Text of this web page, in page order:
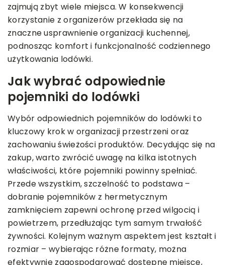
zajmują zbyt wiele miejsca. W konsekwencji
korzystanie z organizerów przekłada się na
znaczne usprawnienie organizacji kuchennej,
podnosząc komfort i funkcjonalność codziennego
użytkowania lodówki.
Jak wybrać odpowiednie
pojemniki do lodówki
Wybór odpowiednich pojemników do lodówki to
kluczowy krok w organizacji przestrzeni oraz
zachowaniu świeżości produktów. Decydując się na
zakup, warto zwrócić uwagę na kilka istotnych
właściwości, które pojemniki powinny spełniać.
Przede wszystkim, szczelność to podstawa –
dobranie pojemników z hermetycznym
zamknięciem zapewni ochronę przed wilgocią i
powietrzem, przedłużając tym samym trwałość
żywności. Kolejnym ważnym aspektem jest kształt i
rozmiar – wybierając różne formaty, można
efektywnie zagospodarować dostępne miejsce,